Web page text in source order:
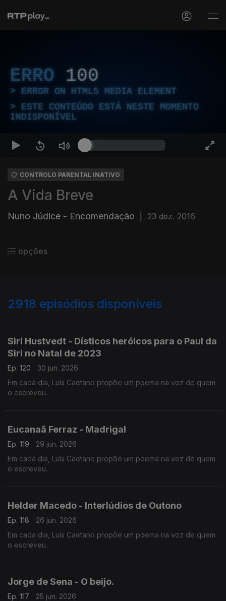
ERRO 100
ERROR ON HTML5 MEDIA ELEMENT
ESTE CONTEÚDO ESTÁ NESTE MOMENTO
INDISPONÍVEL
CONTROLO PARENTAL INATIVO
A Vida Breve
Nuno Júdice - Encomendação 23 dez. 2016
opções
2918 episódios disponíveis
Siri Hustvedt - Dísticos heróicos para o Paul da
Siri no Natal de 2023
Ep. 120
30 jun. 2026
Em cada dia, Luís Caetano propõe um poema na voz de quem
o escreveu.
Eucanaã Ferraz - Madrigal
Ep. 119
29 jun. 2026
Em cada dia, Luís Caetano propõe um poema na voz de quem
o escreveu.
Helder Macedo - Interlúdios de Outono
Ep. 118
26 jun. 2026
Em cada dia, Luís Caetano propõe um poema na voz de quem
o escreveu.
Jorge de Sena - O beijo.
Ep. 117
25 jun. 2026